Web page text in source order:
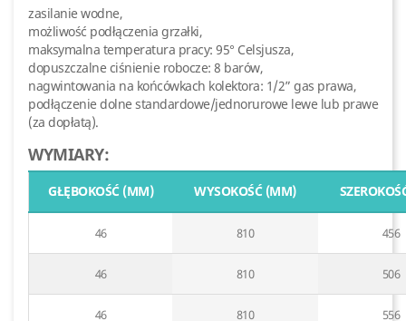
zasilanie wodne,
możliwość podłączenia grzałki,
maksymalna temperatura pracy: 95° Celsjusza,
dopuszczalne ciśnienie robocze: 8 barów,
nagwintowania na końcówkach kolektora: 1/2” gas prawa,
podłączenie dolne standardowe/jednorurowe lewe lub prawe
(za dopłatą).
WYMIARY:
GŁĘBOKOŚĆ (MM) WYSOKOŚĆ (MM)
46 810 456
46 810 506
46 810 556